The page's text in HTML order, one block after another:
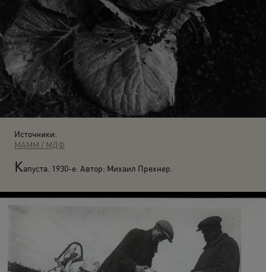
Источники:
МАММ / МДФ
Капуста. 1930-е. Автор: Михаил Прехнер.